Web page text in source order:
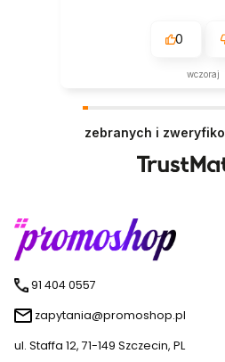
0
wczoraj
zebranych i
91 404 0557
zapytania@promoshop.pl
ul. Staffa 12, 71-149 Szczecin, PL